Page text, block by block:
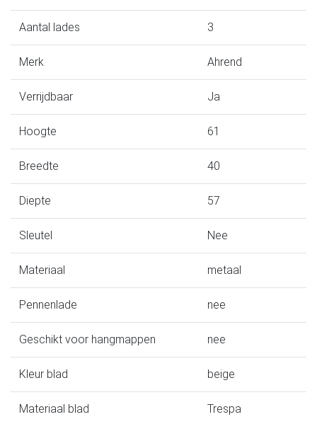
Aantal lades 3
Merk Ahrend
Verrijdbaar Ja
Hoogte 61
Breedte 40
Diepte 57
Sleutel Nee
Materiaal metaal
Pennenlade nee
Geschikt voor hangmappen nee
Kleur blad beige
Materiaal blad Trespa